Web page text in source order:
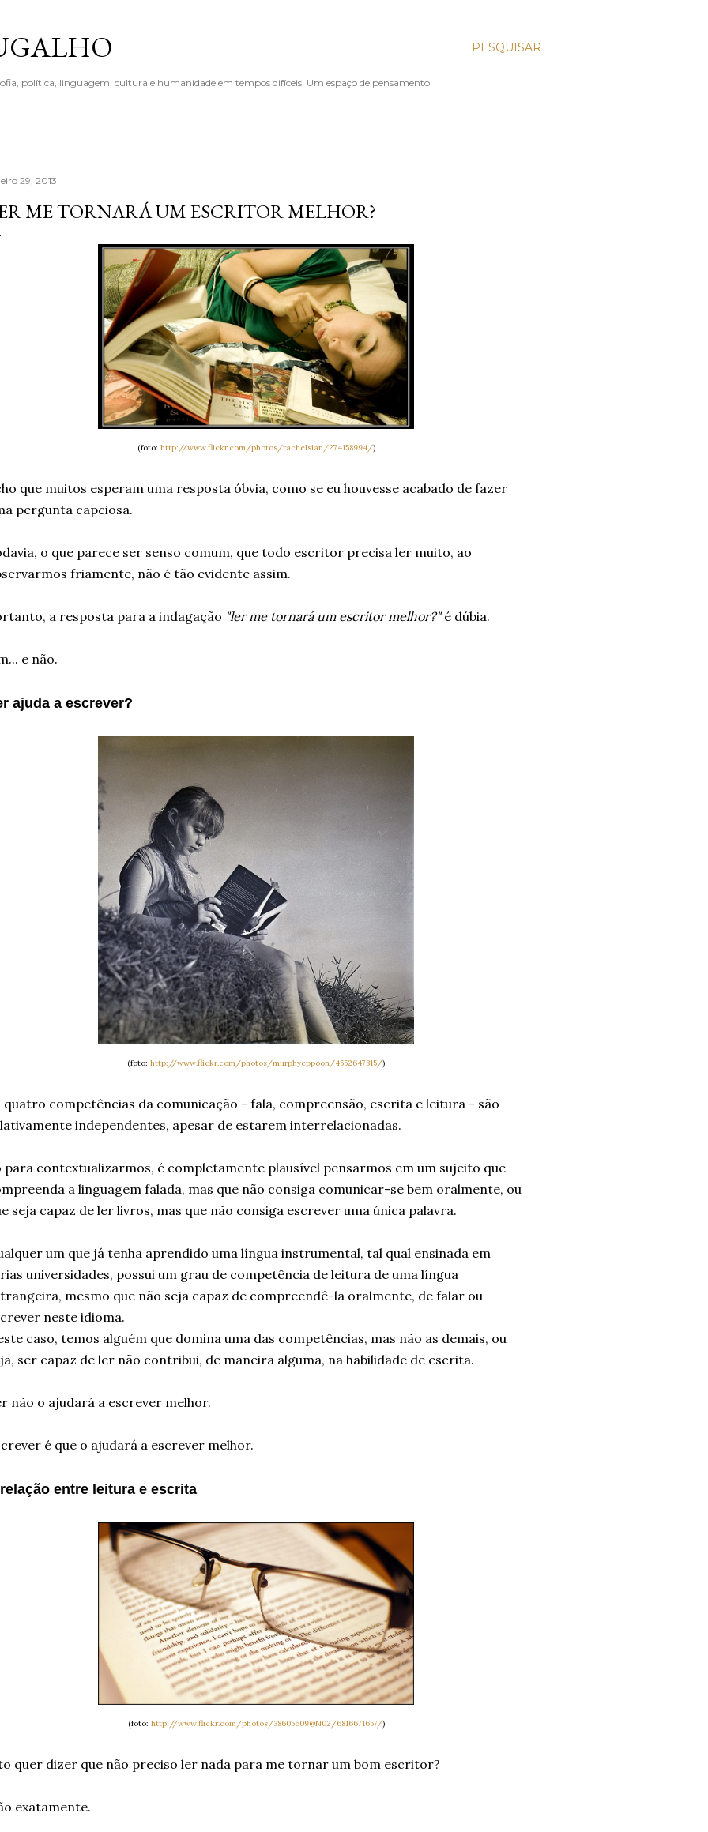
PESQUISAR
política, linguagem, cultura e humanidade em tempos difíceis. Um espaço de pensamento
29, 2013
ME TORNARÁ UM ESCRITOR MELHOR?
(foto: http://www.flickr.com/photos/rachelsian/274158994/)
que muitos esperam uma resposta óbvia, como se eu houvesse acabado de fazer
pergunta capciosa.
o que parece ser senso comum, que todo escritor precisa ler muito, ao
friamente, não é tão evidente assim.
a resposta para a indagação "ler me tornará um escritor melhor?"é dúbia.
e não.
ajuda a escrever?
(foto: http://www.flickr.com/photos/murphyeppoon/4552647815/)
quatro competências da comunicação - fala, compreensão, escrita e leitura - são
independentes, apesar de estarem interrelacionadas.
para contextualizarmos, é completamente plausível pensarmos em um sujeito que
a linguagem falada, mas que não consiga comunicar-se bem oralmente, ou
seja capaz de ler livros, mas que não consiga escrever uma única palavra.
um que já tenha aprendido uma língua instrumental, tal qual ensinada em
universidades, possui um grau de competência de leitura de uma língua
mesmo que não seja capaz de compreendê-la oralmente, de falar ou
neste idioma.
caso, temos alguém que domina uma das competências, mas não as demais, ou
ser capaz de ler não contribui, de maneira alguma, na habilidade de escrita.
não o ajudará a escrever melhor.
é que o ajudará a escrever melhor.
entre leitura e escrita
(foto: http://www.flickr.com/photos/38605609@N02/6816671657/)
quer dizer que não preciso ler nada para me tornar um bom escritor?
exatamente.